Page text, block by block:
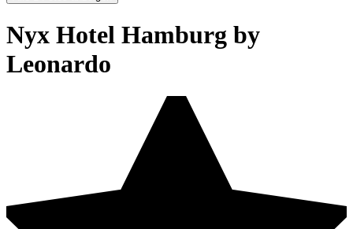
Nyx Hotel Hamburg by
Leonardo